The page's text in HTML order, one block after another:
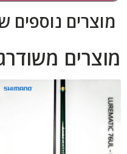
מוצרים נוספים
מוצרים